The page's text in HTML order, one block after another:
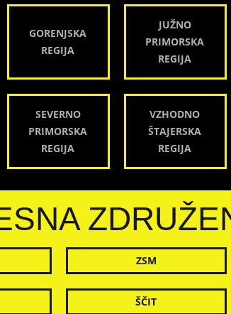
GORENJSKA
REGIJA
JUŽNO
PRIMORSKA
REGIJA
SEVERNO
PRIMORSKA
REGIJA
VZHODNO
ŠTAJERSKA
REGIJA
ZSM
ŠČIT